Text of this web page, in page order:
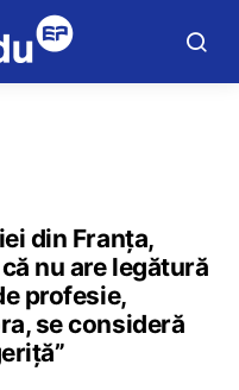
din Franța,
nu are legătură
profesie,
se consideră